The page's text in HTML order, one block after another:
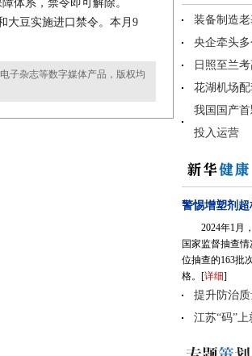
体系，禁令即可解除。
大豆实施进口禁令。本月9
子杂志等数字媒体产品，版权均